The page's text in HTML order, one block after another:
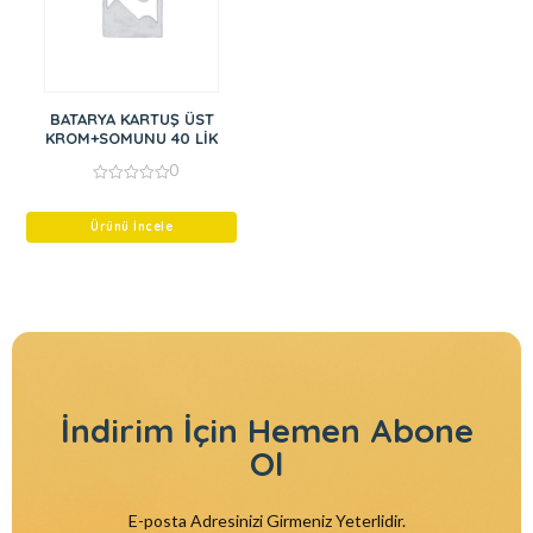
BATARYA KARTUŞ ÜST
KROM+SOMUNU 40 LİK
of
0
Ürünü İncele
İndirim İçin Hemen Abone
Ol
E-posta Adresinizi Girmeniz Yeterlidir.